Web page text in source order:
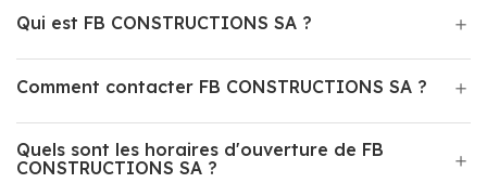
Qui est FB CONSTRUCTIONS SA ?
Comment contacter FB CONSTRUCTIONS SA ?
Quels sont les horaires d'ouverture de FB
CONSTRUCTIONS SA ?